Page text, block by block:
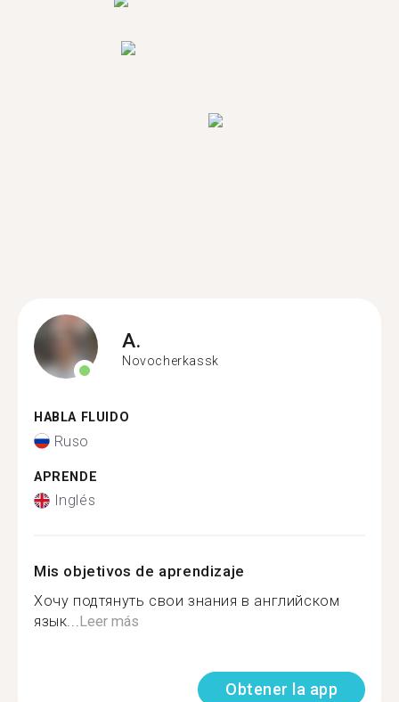
A.
Novocherkassk
HABLA FLUIDO
Ruso
APRENDE
Inglés
Mis objetivos de aprendizaje
Хочу подтянуть свои знания в английском
язык...Leer más
Obtener la app